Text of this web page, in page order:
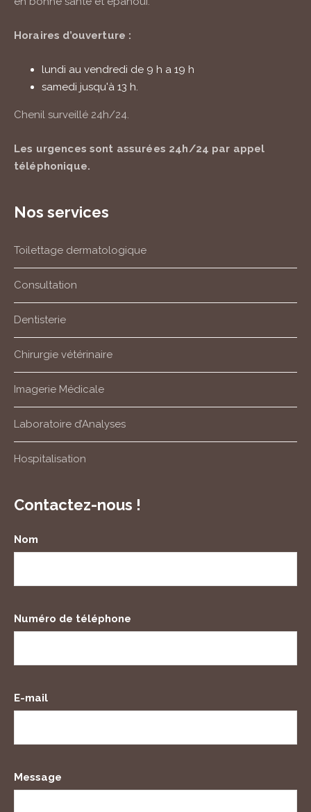
Horaires d’ouverture :
lundi au vendredi de 9 h a 19 h
samedi jusqu'à 13 h.
Chenil surveillé 24h/24.
Les urgences sont assurées 24h/24 par appel
téléphonique.
Nos services
Toilettage dermatologique
Consultation
Dentisterie
Chirurgie vétérinaire
Imagerie Médicale
Laboratoire d’Analyses
Hospitalisation
Contactez-nous !
Nom
Numéro de téléphone
E-mail
Message